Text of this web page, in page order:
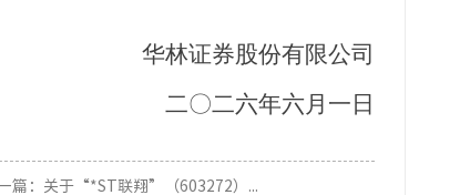
华林证券股份有限公司
二〇二六年六月一日
一篇：关于“*ST联翔”（603272）...